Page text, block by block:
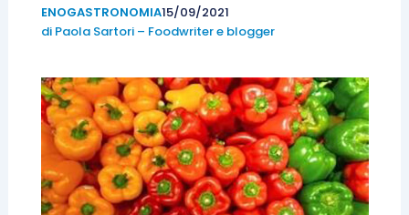
ENOGASTRONOMIA15/09/2021
di Paola Sartori – Foodwriter e blogger